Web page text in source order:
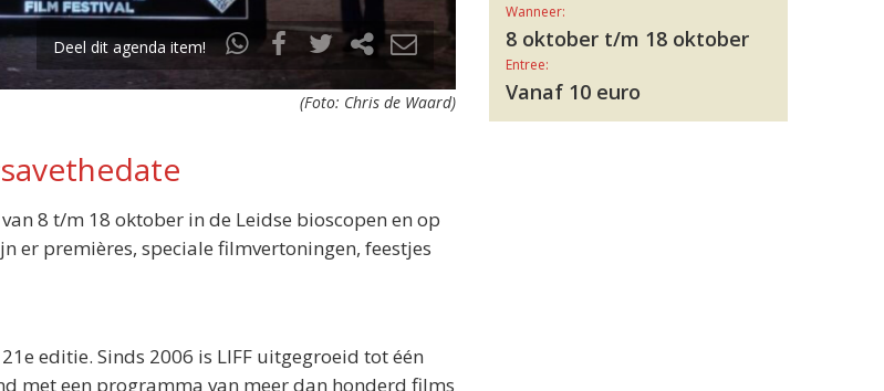
Deel dit agenda item!
(Foto: Chris de Waard)
Wanneer:
8 oktober t/m 18 oktober
Entree:
Vanaf 10 euro
8 t/m 18 oktober in de Leidse bioscopen en op
er premières, speciale filmvertoningen, feestjes
editie. Sinds 2006 is LIFF uitgegroeid tot één
met een programma van meer dan honderd films